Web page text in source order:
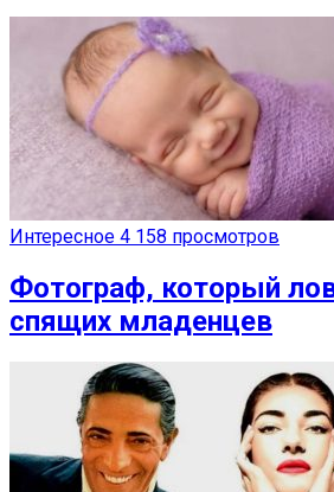
Интересное 4 158 просмотров
Фотограф, который
спящих младенцев